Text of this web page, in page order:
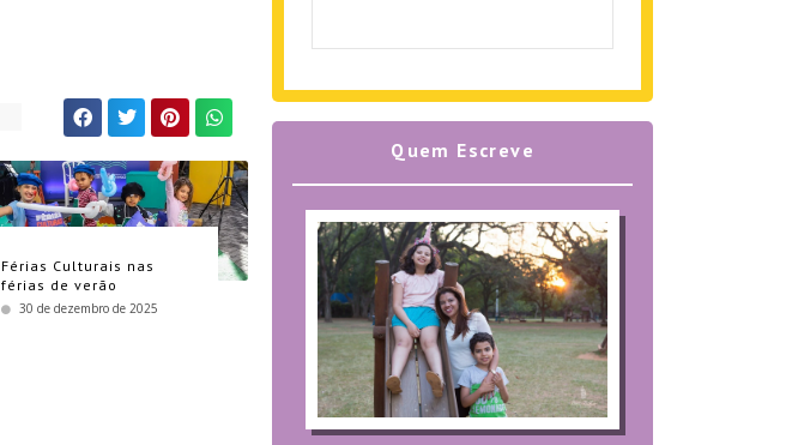
Férias Culturais nas
férias de verão
30 de dezembro de 2025
Quem Escreve